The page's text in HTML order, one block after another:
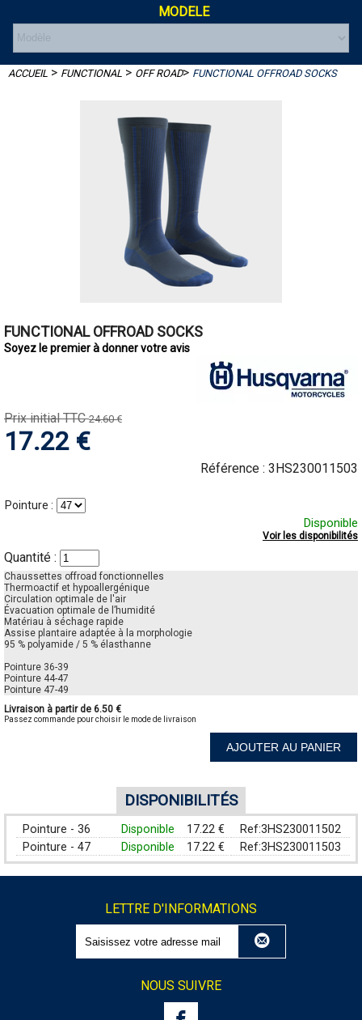
MODELE
ACCUEIL > FUNCTIONAL > OFF ROAD> FUNCTIONAL OFFROAD SOCKS
FUNCTIONAL OFFROAD SOCKS
Soyez le premier à donner votre avis
Prix initial TTC24.60 €
17.22 €
Référence : 3HS230011503
Pointure :
Disponible
Voir les disponibilités
Quantité :
Chaussettes offroad fonctionnelles
Thermoactif et hypoallergénique
Circulation optimale de l'air
Évacuation optimale de l’humidité
Matériau à séchage rapide
Assise plantaire adaptée à la morphologie
95 % polyamide / 5 % élasthanne
Pointure 36-39
Pointure 44-47
Pointure 47-49
Livraison à partir de 6.50 €
Passez commande pour choisir le mode de livraison
AJOUTER AU PANIER
DISPONIBILITÉS
Pointure - 36 Disponible 17.22 €
Ref:3HS230011502
Pointure - 47
Disponible 17.22 € Ref:3HS230011503
LETTRE D'INFORMATIONS
NOUS SUIVRE